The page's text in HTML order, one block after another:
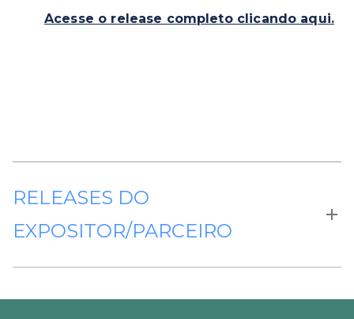
Acesse o release completo clicando aqui.
RELEASES DO
EXPOSITOR/PARCEIRO